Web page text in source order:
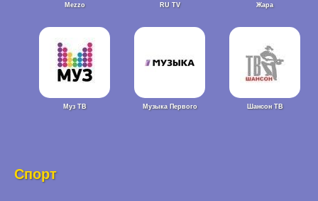
Mezzo RU TV Жара
Муз ТВ Музыка Первого Шансон ТВ
Спорт